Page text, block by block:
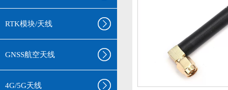
RTK模块/天线
GNSS航空天线
4G/5G天线